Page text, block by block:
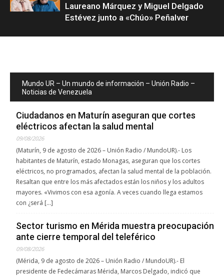
Laureano Márquez y Miguel Delgado
Estévez junto a «Chúo» Peñalver
Mundo UR – Un mundo de información – Unión Radio –
Noticias de Venezuela
Ciudadanos en Maturín aseguran que cortes
eléctricos afectan la salud mental
09/08/2026
(Maturín, 9 de agosto de 2026 – Unión Radio / MundoUR).- Los
habitantes de Maturín, estado Monagas, aseguran que los cortes
eléctricos, no programados, afectan la salud mental de la población.
Resaltan que entre los más afectados están los niños y los adultos
mayores. «Vivimos con esa agonía. A veces cuando llega estamos
con ¿será […]
Sector turismo en Mérida muestra preocupación
ante cierre temporal del teleférico
09/08/2026
(Mérida, 9 de agosto de 2026 – Unión Radio / MundoUR).- El
presidente de Fedecámaras Mérida, Marcos Delgado, indicó que